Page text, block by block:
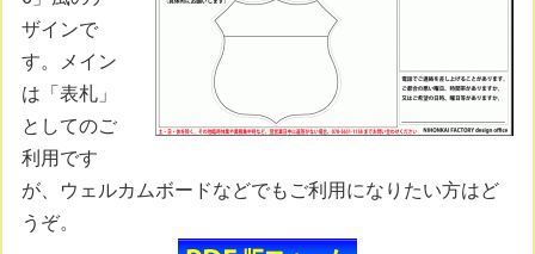
ザインで
す。メイン
は「表札」
としてのご
利用です
が、ウェルカムボードなどでもご利用になりたい方はど
うぞ。